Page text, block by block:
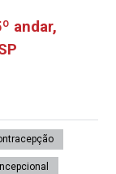
andar,